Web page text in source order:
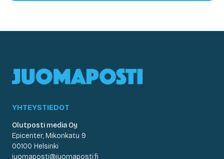
YHTEYSTIEDOT
Olutposti media Oy
Epicenter, Mikonkatu 9
00100 Helsinki
juomaposti@juomaposti.fi